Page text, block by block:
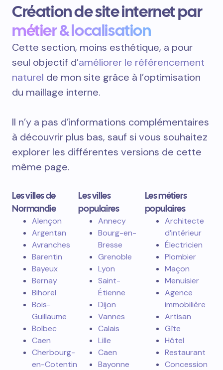
Création de site internet par
métier & localisation
Cette section, moins esthétique, a pour
seul objectif d’améliorer le référencement
naturel de mon site grâce à l’optimisation
du maillage interne.
Il n’y a pas d’informations complémentaires
à découvrir plus bas, sauf si vous souhaitez
explorer les différentes versions de cette
même page.
Les villes de
Normandie
Alençon
Argentan
Avranches
Barentin
Bayeux
Bernay
Bihorel
Bois-
Guillaume
Bolbec
Caen
Cherbourg-
en-Cotentin
Les villes
populaires
Annecy
Bourg-en-
Bresse
Grenoble
Lyon
Saint-
Étienne
Dijon
Vannes
Calais
Lille
Caen
Bayonne
Les métiers
populaires
Architecte
d’intérieur
Électricien
Plombier
Maçon
Menuisier
Agence
immobilière
Artisan
Gîte
Hôtel
Restaurant
Concession